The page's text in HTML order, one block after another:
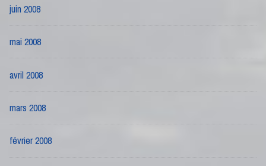
juin 2008
mai 2008
avril 2008
mars 2008
février 2008